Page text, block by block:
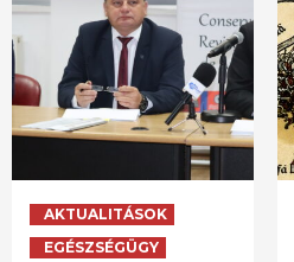
AKTUALITÁSOK
EGÉSZSÉGÜGY